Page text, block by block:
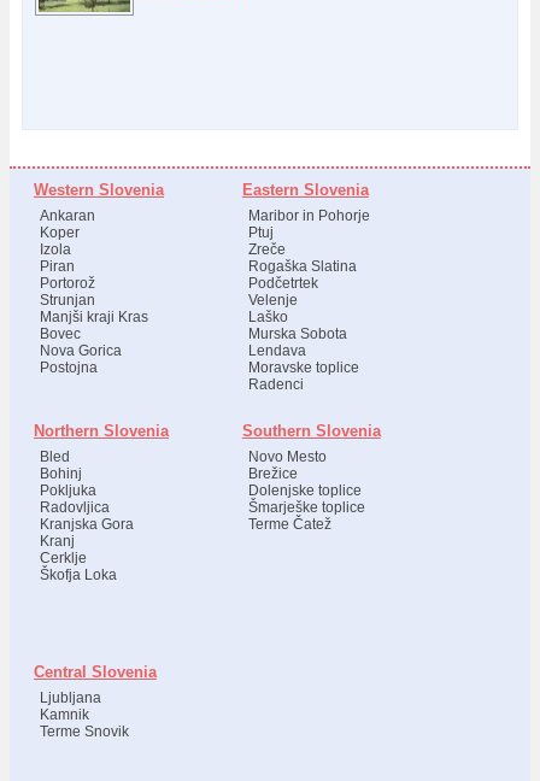
Western Slovenia
Ankaran
Koper
Izola
Piran
Portorož
Strunjan
Manjši kraji Kras
Bovec
Nova Gorica
Postojna
Eastern Slovenia
Maribor in Pohorje
Ptuj
Zreče
Rogaška Slatina
Podčetrtek
Velenje
Laško
Murska Sobota
Lendava
Moravske toplice
Radenci
Northern Slovenia
Bled
Bohinj
Pokljuka
Radovljica
Kranjska Gora
Kranj
Cerklje
Škofja Loka
Southern Slovenia
Novo Mesto
Brežice
Dolenjske toplice
Šmarješke toplice
Terme Čatež
Central Slovenia
Ljubljana
Kamnik
Terme Snovik